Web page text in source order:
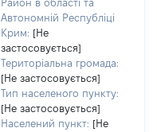
Район в області та
Автономній Республіці
Крим: [Не
застосовується]
Територіальна громада:
[Не застосовується]
Тип населеного пункту:
[Не застосовується]
Населений пункт: [Не